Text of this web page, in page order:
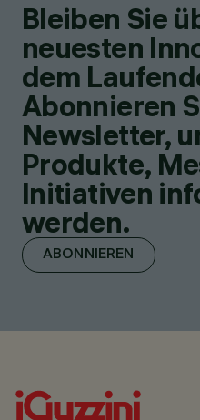
Bleiben Sie
neuesten
dem
Abonnieren
Newsletter,
Produkte,
Initiativen
werden.
ABONNIEREN